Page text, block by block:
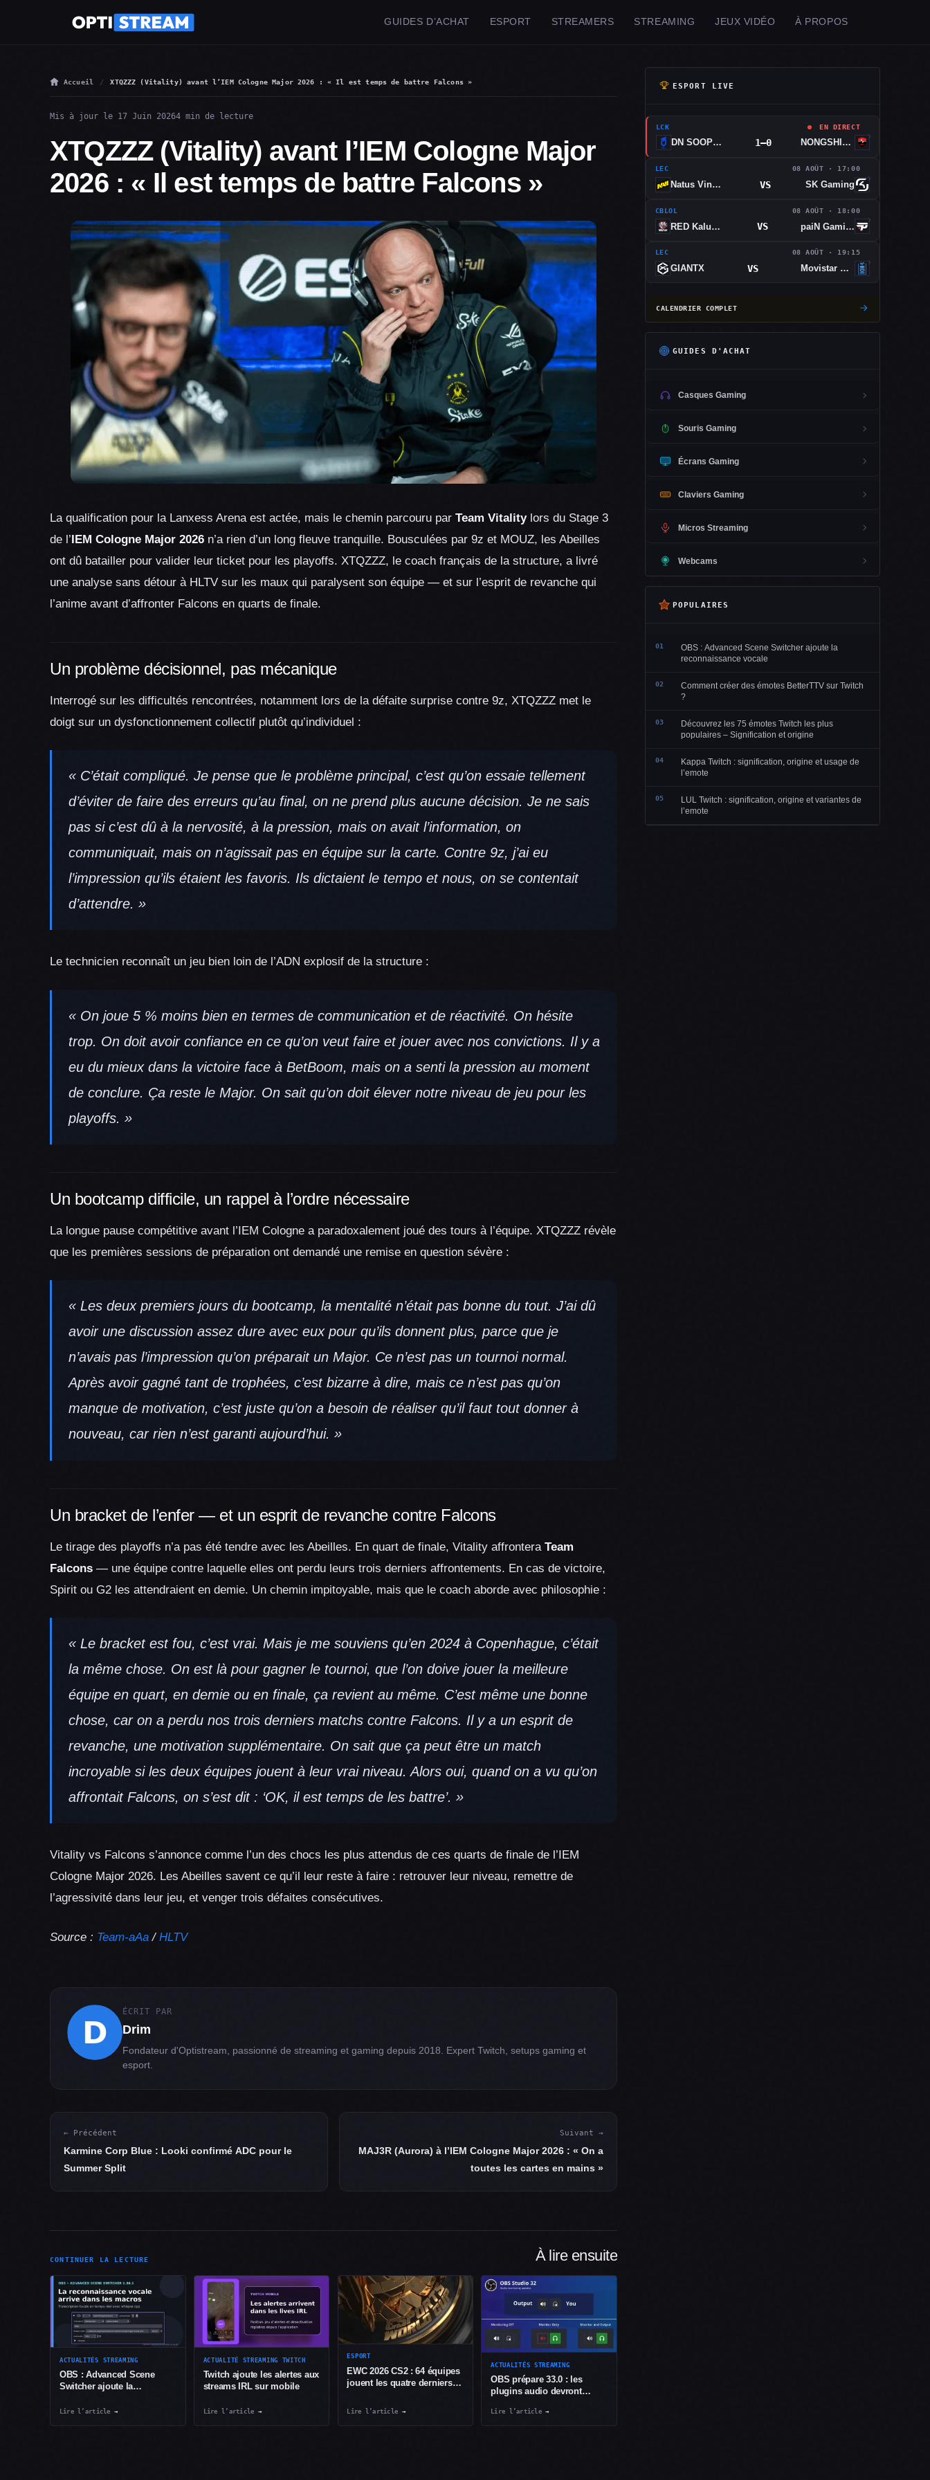
GUIDES D’ACHAT ESPORT STREAMERS STREAMING JEUX VIDÉO À PROPOS
Accueil XTQZZZ (Vitality) avant l’IEM Cologne Major 2026 : « Il est temps de battre Falcons »
Mis à jour le 17 Juin 20264 min de lecture
XTQZZZ (Vitality) avant l’IEM Cologne Major
2026 : « Il est temps de battre Falcons »
La qualification pour la Lanxess Arena est actée, mais le chemin parcouru par Team Vitalitylors du Stage 3
de l’IEM Cologne Major 2026 n’a rien d’un long fleuve tranquille. Bousculées par 9z et MOUZ, les Abeilles
ont dû batailler pour valider leur ticket pour les playoffs. XTQZZZ, le coach français de la structure, a livré
une analyse sans détour à HLTV sur les maux qui paralysent son équipe — et sur l’esprit de revanche qui
l’anime avant d’affronter Falcons en quarts de finale.
Un problème décisionnel, pas mécanique
Interrogé sur les difficultés rencontrées, notamment lors de la défaite surprise contre 9z, XTQZZZ met le
doigt sur un dysfonctionnement collectif plutôt qu’individuel :
« C’était compliqué. Je pense que le problème principal, c’est qu’on essaie tellement
d’éviter de faire des erreurs qu’au final, on ne prend plus aucune décision. Je ne sais
pas si c’est dû à la nervosité, à la pression, mais on avait l’information, on
communiquait, mais on n’agissait pas en équipe sur la carte. Contre 9z, j’ai eu
l’impression qu’ils étaient les favoris. Ils dictaient le tempo et nous, on se contentait
d’attendre. »
Le technicien reconnaît un jeu bien loin de l’ADN explosif de la structure :
« On joue 5 % moins bien en termes de communication et de réactivité. On hésite
trop. On doit avoir confiance en ce qu’on veut faire et jouer avec nos convictions. Il y a
eu du mieux dans la victoire face à BetBoom, mais on a senti la pression au moment
de conclure. Ça reste le Major. On sait qu’on doit élever notre niveau de jeu pour les
playoffs. »
Un bootcamp difficile, un rappel à l’ordre nécessaire
La longue pause compétitive avant l’IEM Cologne a paradoxalement joué des tours à l’équipe. XTQZZZ révèle
que les premières sessions de préparation ont demandé une remise en question sévère :
« Les deux premiers jours du bootcamp, la mentalité n’était pas bonne du tout. J’ai dû
avoir une discussion assez dure avec eux pour qu’ils donnent plus, parce que je
n’avais pas l’impression qu’on préparait un Major. Ce n’est pas un tournoi normal.
Après avoir gagné tant de trophées, c’est bizarre à dire, mais ce n’est pas qu’on
manque de motivation, c’est juste qu’on a besoin de réaliser qu’il faut tout donner à
nouveau, car rien n’est garanti aujourd’hui. »
Un bracket de l’enfer — et un esprit de revanche contre Falcons
Le tirage des playoffs n’a pas été tendre avec les Abeilles. En quart de finale, Vitality affrontera Team
Falcons — une équipe contre laquelle elles ont perdu leurs trois derniers affrontements. En cas de victoire,
Spirit ou G2 les attendraient en demie. Un chemin impitoyable, mais que le coach aborde avec philosophie :
« Le bracket est fou, c’est vrai. Mais je me souviens qu’en 2024 à Copenhague, c’était
la même chose. On est là pour gagner le tournoi, que l’on doive jouer la meilleure
équipe en quart, en demie ou en finale, ça revient au même. C’est même une bonne
chose, car on a perdu nos trois derniers matchs contre Falcons. Il y a un esprit de
revanche, une motivation supplémentaire. On sait que ça peut être un match
incroyable si les deux équipes jouent à leur vrai niveau. Alors oui, quand on a vu qu’on
affrontait Falcons, on s’est dit : ‘OK, il est temps de les battre’. »
Vitality vs Falcons s’annonce comme l’un des chocs les plus attendus de ces quarts de finale de l’IEM
Cologne Major 2026. Les Abeilles savent ce qu’il leur reste à faire : retrouver leur niveau, remettre de
l’agressivité dans leur jeu, et venger trois défaites consécutives.
Source : Team-aAa / HLTV
ÉCRIT PAR
Drim
Fondateur d'Optistream, passionné de streaming et gaming depuis 2018. Expert Twitch, setups gaming et
esport.
← Précédent
Karmine Corp Blue : Looki confirmé ADC pour le
Summer Split
Suivant →
MAJ3R (Aurora) à l’IEM Cologne Major 2026 : « On a
toutes les cartes en mains »
CONTINUER LA LECTURE À lire ensuite
ACTUALITÉS STREAMING
OBS : Advanced Scene
Switcher ajoute la
Lire l’article →
ACTUALITÉ STREAMING TWITCH
Twitch ajoute les alertes aux
streams IRL sur mobile
Lire l’article →
ESPORT
EWC 2026 CS2 : 64 équipes
jouent les quatre derniers
Lire l’article →
ACTUALITÉS STREAMING
OBS prépare 33.0 : les
plugins audio devront
monitoring
Lire l’article→
ESPORT LIVE
LCK EN DIRECT
DN SOOPers 1–0 NONGSHIM RED FORCE
LEC 08 AOÛT · 17:00
Natus Vincere VS SK Gaming
CBLOL 08 AOÛT · 18:00
RED Kalunga VS paiN Gaming
LEC 08 AOÛT · 19:15
GIANTX VS Movistar KOI
CALENDRIER COMPLET
GUIDES D'ACHAT
Casques Gaming
Souris Gaming
Écrans Gaming
Claviers Gaming
Micros Streaming
Webcams
POPULAIRES
01
OBS : Advanced Scene Switcher ajoute la
reconnaissance vocale
02
Comment créer des émotes BetterTTV sur Twitch
?
03
Découvrez les 75 émotes Twitch les plus
populaires – Signification et origine
04
Kappa Twitch : signification, origine et usage de
l’emote
05
LUL Twitch : signification, origine et variantes de
l’emote